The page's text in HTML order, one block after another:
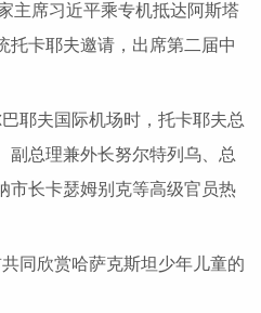
主席习近平乘专机抵达阿斯塔
托卡耶夫邀请，出席第二届中
耶夫国际机场时，托卡耶夫总
副总理兼外长努尔特列乌、总
市长卡瑟姆别克等高级官员热
同欣赏哈萨克斯坦少年儿童的